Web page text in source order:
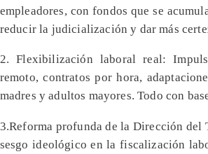
empleadores, con fondos que se
reducir la judicialización y dar más
2. Flexibilización laboral real:
remoto, contratos por hora,
madres y adultos mayores. Todo con
3.Reforma profunda de la Dirección
sesgo ideológico en la fiscalización